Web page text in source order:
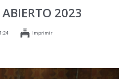
2023
Imprimir